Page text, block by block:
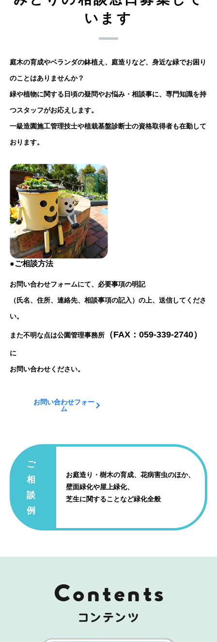
います
庭木の育成やベランダの鉢植え、庭造りなど、身近な緑でお困り
のことはありませんか？
緑や植物に関する日頃の疑問やお悩み・相談事に、専門知識を持
つスタッフがお応えします。
一級造園施工管理技士や植栽基盤診断士の資格取得者も在勤して
おります。
●ご相談方法
お問い合わせフォームにて、必要事項の明記
（氏名、住所、連絡先、相談事項の記入）の上、送信してくださ
い。
また不明な点は公園管理事務所 （FAX：059-339-2740）
に
お問い合わせください。
お問い合わせフォー
ム
ご
相
談
例
お庭造り・樹木の育成、花病害虫のほか、
壁面緑化や屋上緑化、
芝生に関することなど緑化全般